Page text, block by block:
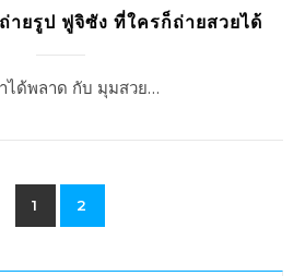
ายรูป ฟูจิซัง ที่ใครก็ถ่ายสวยได้
ได้พลาด กับ มุมสวย…
1 2